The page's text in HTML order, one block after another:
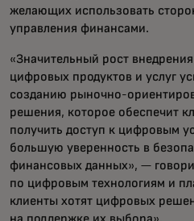
желающих использовать
управления финансами.
«Значительный рост
цифровых продуктов и услуг
созданию рыночно-
решения, которое обеспечит
получить доступ к цифровым
большую уверенность в
финансовых данных», —
по цифровым технологиям и
клиенты хотят цифровых